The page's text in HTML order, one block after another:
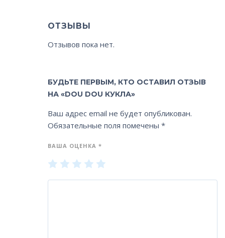
ОТЗЫВЫ
Отзывов пока нет.
БУДЬТЕ ПЕРВЫМ, КТО ОСТАВИЛ ОТЗЫВ
НА «DOU DOU КУКЛА»
Ваш адрес email не будет опубликован.
Обязательные поля помечены *
ВАША ОЦЕНКА *
1
из
2
из
3
из
4
из из